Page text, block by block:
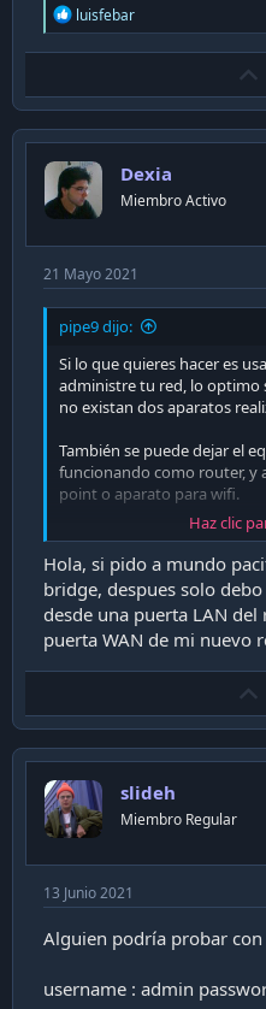
R
e
a
i
o
n
s
:
luisfebar
Dexia
Miembro Activo
21 Mayo 2021
pipe9 dijo:
Si lo que quieres hacer es
administre tu red, lo optimo
no existan dos aparatos
También se puede dejar el
funcionando como router, y
point o aparato para wifi.
La mayor función de
administración, mejor
equipos de proveedor no
cosas) .
Recordar que Mundo ( al
) , por agotamiento de IPV4,
publica por lo que apertura
resulta ( tienes una IP
Haz clic
Hola, si pido a mundo
bridge, despues solo
desde una puerta LAN
puerta WAN de mi nuevo
slideh
Miembro Regular
13 Junio 2021
Alguien podría probar con
username : admin